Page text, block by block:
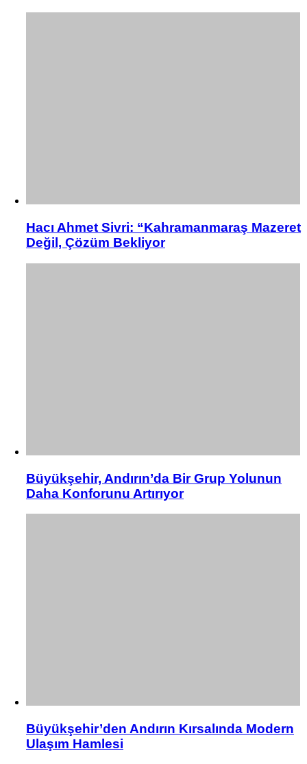
Hacı Ahmet Sivri: “Kahramanmaraş Mazeret
Değil, Çözüm Bekliyor
Büyükşehir, Andırın’da Bir Grup Yolunun
Daha Konforunu Artırıyor
Büyükşehir’den Andırın Kırsalında Modern
Ulaşım Hamlesi